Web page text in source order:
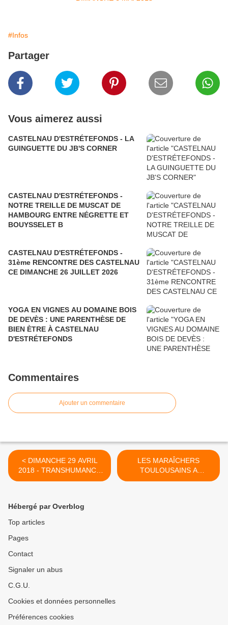
#Infos
Partager
Vous aimerez aussi
CASTELNAU D'ESTRÉTEFONDS - LA
GUINGUETTE DU JB'S CORNER
CASTELNAU D'ESTRÉTEFONDS -
NOTRE TREILLE DE MUSCAT DE
HAMBOURG ENTRE NÉGRETTE ET
BOUYSSELET B
CASTELNAU D'ESTRÉTEFONDS -
31ème RENCONTRE DES CASTELNAU
CE DIMANCHE 26 JUILLET 2026
YOGA EN VIGNES AU DOMAINE BOIS
DE DEVÈS : UNE PARENTHÈSE DE
BIEN ÈTRE À CASTELNAU
D'ESTRÉTEFONDS
Commentaires
Ajouter un commentaire
< DIMANCHE 29 AVRIL
2018 - TRANSHUMANCE
DE BOULOC A FRONTON
LES MARAÎCHERS
TOULOUSAINS A
L’ÉLYSÉE CE VENDREDI
Hébergé par Overblog
Top articles
Pages
Contact
Signaler un abus
C.G.U.
Cookies et données personnelles
Préférences cookies